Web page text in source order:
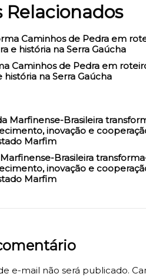
Relacionados
Caminhos de Pedra em
na Serra Gaúcha
Brasileira
inovação e
Marfim
e-mail não será publicado.